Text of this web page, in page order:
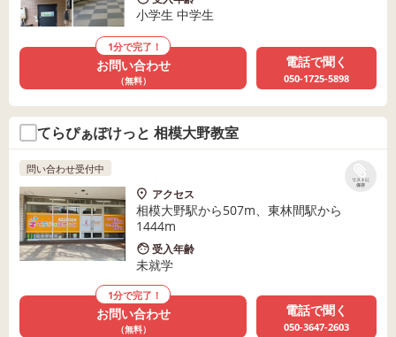
小学生 中学生
1分で完了！
お問い合わせ
（無料）
電話で聞く
050-1725-5898
てらぴぁぽけっと 相模大野教室
リストに
保存
問い合わせ受付中
アクセス
相模大野駅から507m、東林間駅から
1444m
受入年齢
未就学
1分で完了！
お問い合わせ
（無料）
電話で聞く
050-3647-2603